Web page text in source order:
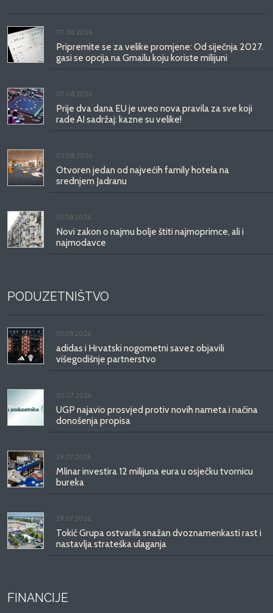
07.08.2026.
Pripremite se za velike promjene: Od siječnja 2027.
gasi se opcija na Gmailu koju koriste milijuni
07.08.2026.
Prije dva dana EU je uveo nova pravila za sve koji
rade AI sadržaj: kazne su velike!
03.08.2026.
Otvoren jedan od najvećih family hotela na
srednjem Jadranu
01.08.2026.
Novi zakon o najmu bolje štiti najmoprimce, ali i
najmodavce
PODUZETNIŠTVO
01.08.2026.
adidas i Hrvatski nogometni savez objavili
višegodišnje partnerstvo
30.07.2026.
UGP najavio prosvjed protiv novih nameta i načina
donošenja propisa
29.07.2026.
Mlinar investira 12 milijuna eura u osječku tvornicu
bureka
29.07.2026.
Tokić Grupa ostvarila snažan dvoznamenkasti rast i
nastavlja strateška ulaganja
FINANCIJE